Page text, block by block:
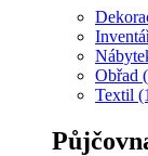
Obřad
Textil